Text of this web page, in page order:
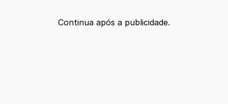
Continua após a publicidade.